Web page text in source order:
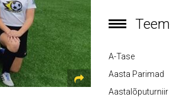
A-Tase
Aasta Parimad
Aastalõputurniir